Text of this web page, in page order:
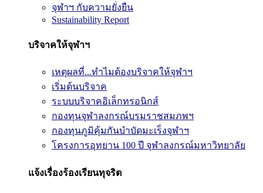
จุฬาฯ กับความยั่งยืน
Sustainability Report
บริจาคให้จุฬาฯ
เหตุผลที่...ทำไมต้องบริจาคให้จุฬาฯ
เริ่มต้นบริจาค
ระบบบริจาคอิเล็กทรอนิกส์
กองทุนจุฬาลงกรณ์บรมราชสมภพฯ
กองทุนภูมิคุ้มกันบำบัดมะเร็งจุฬาฯ
โครงการอุทยาน 100 ปี จุฬาลงกรณ์มหาวิทยาลัย
แจ้งเรื่องร้องเรียนทุจริต